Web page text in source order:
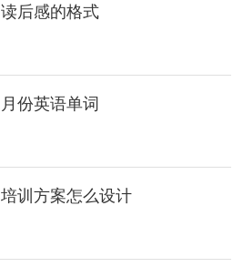
读后感的格式
月份英语单词
培训方案怎么设计